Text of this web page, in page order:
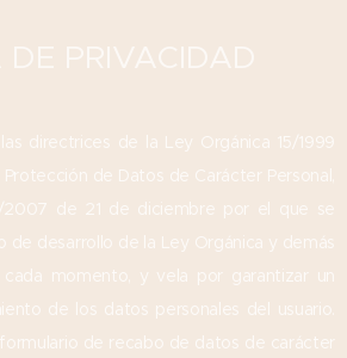
directrices de la Ley Orgánica 15/1999
de Datos de Carácter Personal,
2007 de 21 de diciembre por el que se
de desarrollo de la Ley Orgánica y demás
momento, y vela por garantizar un
de los datos personales del usuario.
de recabo de datos de carácter